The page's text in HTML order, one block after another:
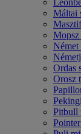
Máltai
Mopsz
Német
Ordas
Orosz
Pitbull